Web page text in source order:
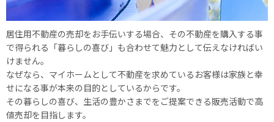
居住用不動産の売却をお手伝いする場合、その不動産を購入する事
で得られる「暮らしの喜び」も合わせて魅力として伝えなければい
けません。
なぜなら、マイホームとして不動産を求めているお客様は家族と幸
せになる事が本来の目的としているからです。
その暮らしの喜び、生活の豊かさまでをご提案できる販売活動で高
値売却を目指します。